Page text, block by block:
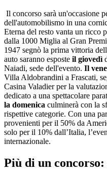
Il concorso sarà un'occasione
dell'automobilismo in una
Eterna del resto vanta un ricco
dalla 1000 Miglia al Gran
1947 segnò la prima vittoria
auto saranno esposte il giovedì
Naiadi, sede dell'evento. Il
Villa Aldobrandini a Frascati,
Casina Valadier per la
dedicato a una spettacolare
la domenica culminerà con la
rispettive categorie. Con una
provenienti per il 50% da
solo per il 10% dall’Italia,
internazionale.
Più di un